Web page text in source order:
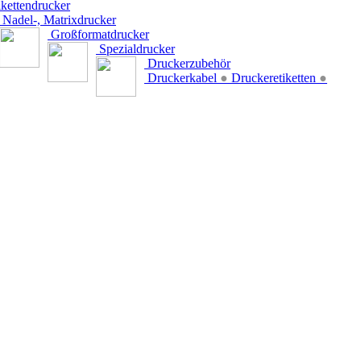
Nadel-, Matrixdrucker
Großformatdrucker
Spezialdrucker
Druckerzubehör
Druckerkabel ● Druckeretiketten ●